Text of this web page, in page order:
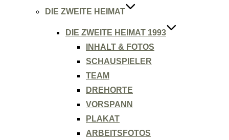
DIE ZWEITE HEIMAT
DIE ZWEITE HEIMAT 1993
INHALT & FOTOS
SCHAUSPIELER
TEAM
DREHORTE
VORSPANN
PLAKAT
ARBEITSFOTOS